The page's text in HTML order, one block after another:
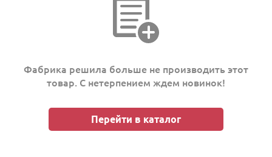
Фабрика решила больше не производить этот
товар. С нетерпением ждем новинок!
Перейти в каталог